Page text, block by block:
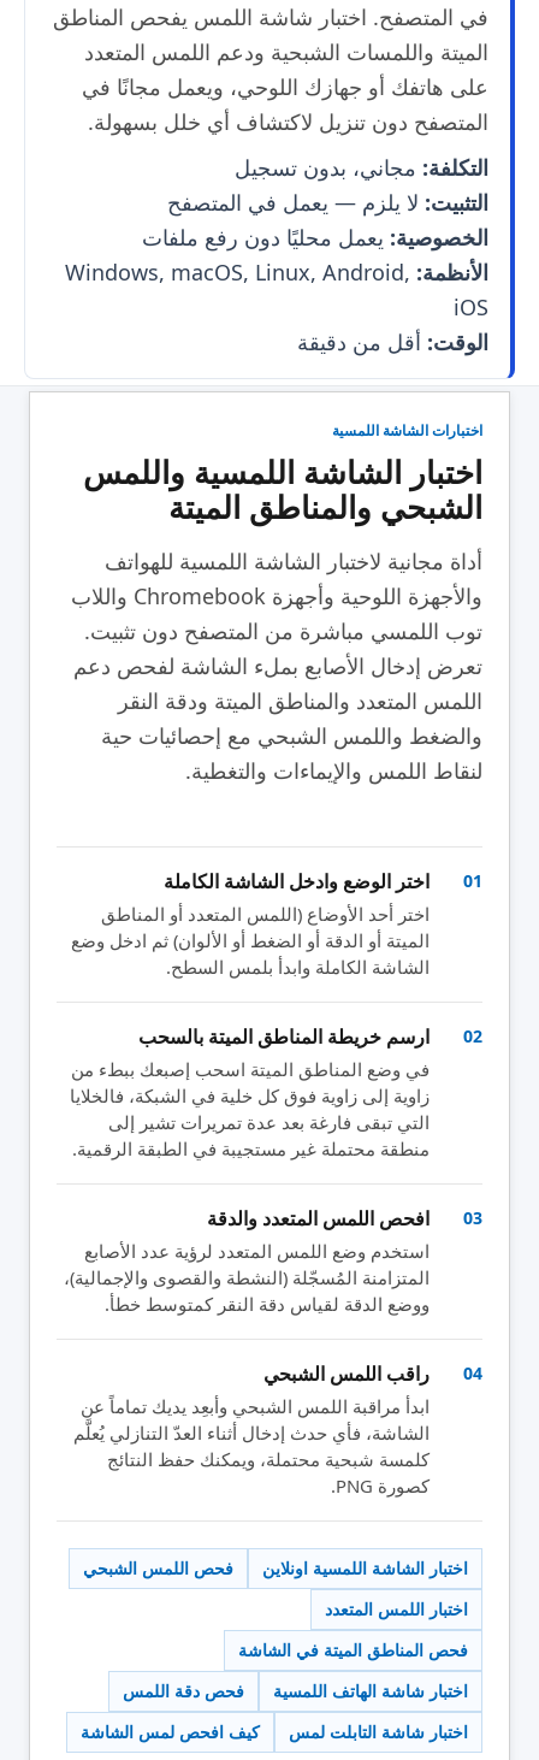
في المتصفح. اختبار شاشة اللمس يفحص المناطق
الميتة واللمسات الشبحية ودعم اللمس المتعدد
على هاتفك أو جهازك اللوحي، ويعمل مجانًا في
المتصفح دون تنزيل لاكتشاف أي خلل بسهولة.
التكلفة: مجاني، بدون تسجيل
التثبيت: لا يلزم — يعمل في المتصفح
الخصوصية: يعمل محليًا دون رفع ملفات
الأنظمة: Windows, macOS, Linux, Android,
iOS
الوقت: أقل من دقيقة
اختبارات الشاشة اللمسية
اختبار الشاشة اللمسية واللمس
الشبحي والمناطق الميتة
أداة مجانية لاختبار الشاشة اللمسية للهواتف
والأجهزة اللوحية وأجهزة Chromebook واللاب
توب اللمسي مباشرة من المتصفح دون تثبيت.
تعرض إدخال الأصابع بملء الشاشة لفحص دعم
اللمس المتعدد والمناطق الميتة ودقة النقر
والضغط واللمس الشبحي مع إحصائيات حية
لنقاط اللمس والإيماءات والتغطية.
01 اختر الوضع وادخل الشاشة الكاملة
اختر أحد الأوضاع (اللمس المتعدد أو المناطق
الميتة أو الدقة أو الضغط أو الألوان) ثم ادخل وضع
الشاشة الكاملة وابدأ بلمس السطح.
02 ارسم خريطة المناطق الميتة بالسحب
في وضع المناطق الميتة اسحب إصبعك ببطء من
زاوية إلى زاوية فوق كل خلية في الشبكة، فالخلايا
التي تبقى فارغة بعد عدة تمريرات تشير إلى
منطقة محتملة غير مستجيبة في الطبقة الرقمية.
03 افحص اللمس المتعدد والدقة
استخدم وضع اللمس المتعدد لرؤية عدد الأصابع
المتزامنة المُسجّلة (النشطة والقصوى والإجمالية)،
ووضع الدقة لقياس دقة النقر كمتوسط خطأ.
04 راقب اللمس الشبحي
ابدأ مراقبة اللمس الشبحي وأبعِد يديك تماماً عن
الشاشة، فأي حدث إدخال أثناء العدّ التنازلي يُعلَّم
كلمسة شبحية محتملة، ويمكنك حفظ النتائج
كصورة PNG.
اختبار الشاشة اللمسية اونلاين
فحص اللمس الشبحي
اختبار اللمس المتعدد
فحص المناطق الميتة في الشاشة
اختبار شاشة الهاتف اللمسية
فحص دقة اللمس
اختبار شاشة التابلت لمس
كيف افحص لمس الشاشة